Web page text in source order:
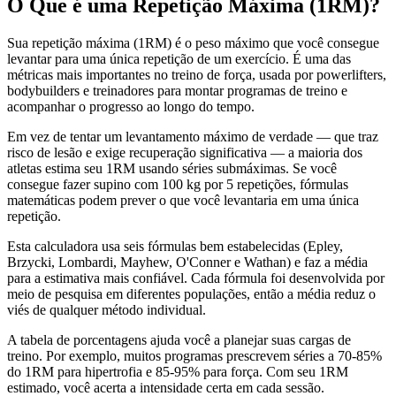
O Que é uma Repetição Máxima (1RM)?
Sua repetição máxima (1RM) é o peso máximo que você consegue
levantar para uma única repetição de um exercício. É uma das
métricas mais importantes no treino de força, usada por powerlifters,
bodybuilders e treinadores para montar programas de treino e
acompanhar o progresso ao longo do tempo.
Em vez de tentar um levantamento máximo de verdade — que traz
risco de lesão e exige recuperação significativa — a maioria dos
atletas estima seu 1RM usando séries submáximas. Se você
consegue fazer supino com 100 kg por 5 repetições, fórmulas
matemáticas podem prever o que você levantaria em uma única
repetição.
Esta calculadora usa seis fórmulas bem estabelecidas (Epley,
Brzycki, Lombardi, Mayhew, O'Conner e Wathan) e faz a média
para a estimativa mais confiável. Cada fórmula foi desenvolvida por
meio de pesquisa em diferentes populações, então a média reduz o
viés de qualquer método individual.
A tabela de porcentagens ajuda você a planejar suas cargas de
treino. Por exemplo, muitos programas prescrevem séries a 70-85%
do 1RM para hipertrofia e 85-95% para força. Com seu 1RM
estimado, você acerta a intensidade certa em cada sessão.